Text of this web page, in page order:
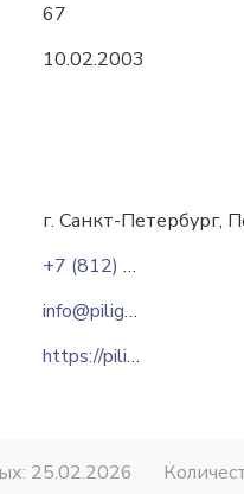
67
10.02.2003
г. Санкт-Петербург,
+7 (812) 425-69-32
info@piligrim-ltd.ru
https://piligrim-ltd.ru
25.02.2026